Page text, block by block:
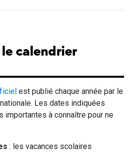
calendrier
est publié chaque année par le
Les dates indiquées
importantes à connaître pour ne
: les vacances scolaires